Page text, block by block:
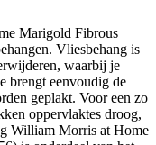
Marigold Fibrous
Vliesbehang is
waarbij je
brengt eenvoudig de
geplakt. Voor een zo
oppervlaktes droog,
William Morris at Home